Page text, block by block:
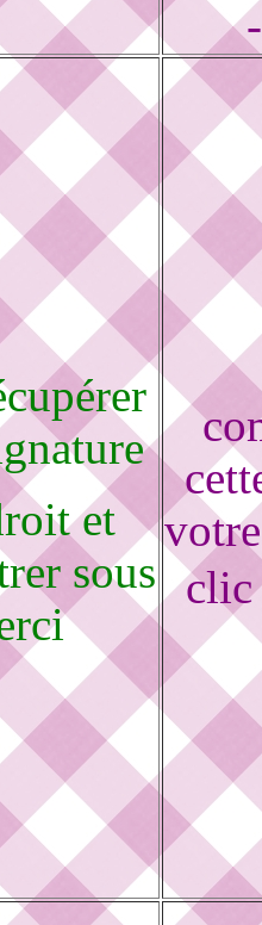
et
sous
clic